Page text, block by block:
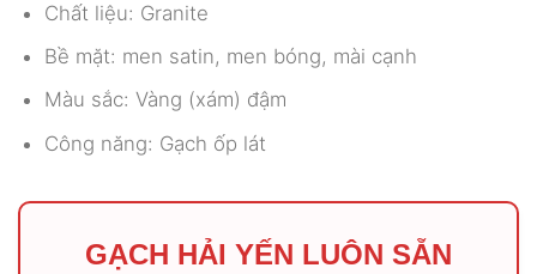
Chất liệu: Granite
Bề mặt: men satin, men bóng, mài cạnh
Màu sắc: Vàng (xám) đậm
Công năng: Gạch ốp lát
GẠCH HẢI YẾN LUÔN SẴN